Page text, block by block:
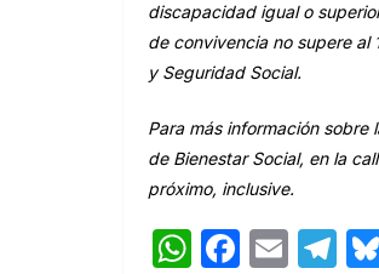
discapacidad igual o
de convivencia no supereal
y Seguridad Social.
Para más información
de Bienestar Social, en la
próximo, inclusive.
W F
E
T